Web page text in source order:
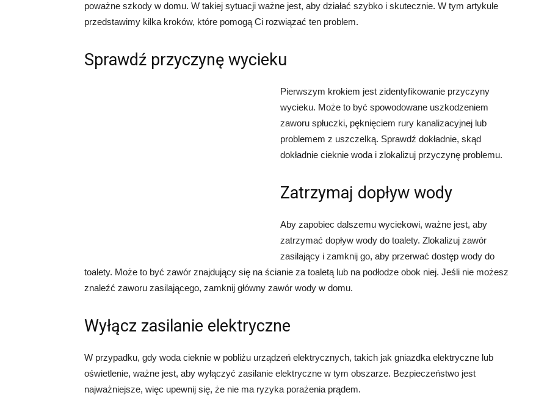
poważne szkody w domu. W takiej sytuacji ważne jest, aby działać szybko i skutecznie. W tym artykule
przedstawimy kilka kroków, które pomogą Ci rozwiązać ten problem.
Sprawdź przyczynę wycieku
Pierwszym krokiem jest zidentyfikowanie przyczyny
wycieku. Może to być spowodowane uszkodzeniem
zaworu spłuczki, pęknięciem rury kanalizacyjnej lub
problemem z uszczelką. Sprawdź dokładnie, skąd
dokładnie cieknie woda i zlokalizuj przyczynę problemu.
Zatrzymaj dopływ wody
Aby zapobiec dalszemu wyciekowi, ważne jest, aby
zatrzymać dopływ wody do toalety. Zlokalizuj zawór
zasilający i zamknij go, aby przerwać dostęp wody do
toalety. Może to być zawór znajdujący się na ścianie za toaletą lub na podłodze obok niej. Jeśli nie możesz
znaleźć zaworu zasilającego, zamknij główny zawór wody w domu.
Wyłącz zasilanie elektryczne
W przypadku, gdy woda cieknie w pobliżu urządzeń elektrycznych, takich jak gniazdka elektryczne lub
oświetlenie, ważne jest, aby wyłączyć zasilanie elektryczne w tym obszarze. Bezpieczeństwo jest
najważniejsze, więc upewnij się, że nie ma ryzyka porażenia prądem.